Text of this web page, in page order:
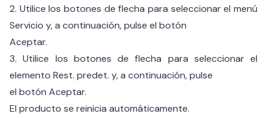
2. Utilice los botones de flecha para seleccionar el menú
Servicio y, a continuación, pulse el botón
Aceptar.
3. Utilice los botones de flecha para seleccionar el
elemento Rest. predet. y, a continuación, pulse
el botón Aceptar.
El producto se reinicia automáticamente.